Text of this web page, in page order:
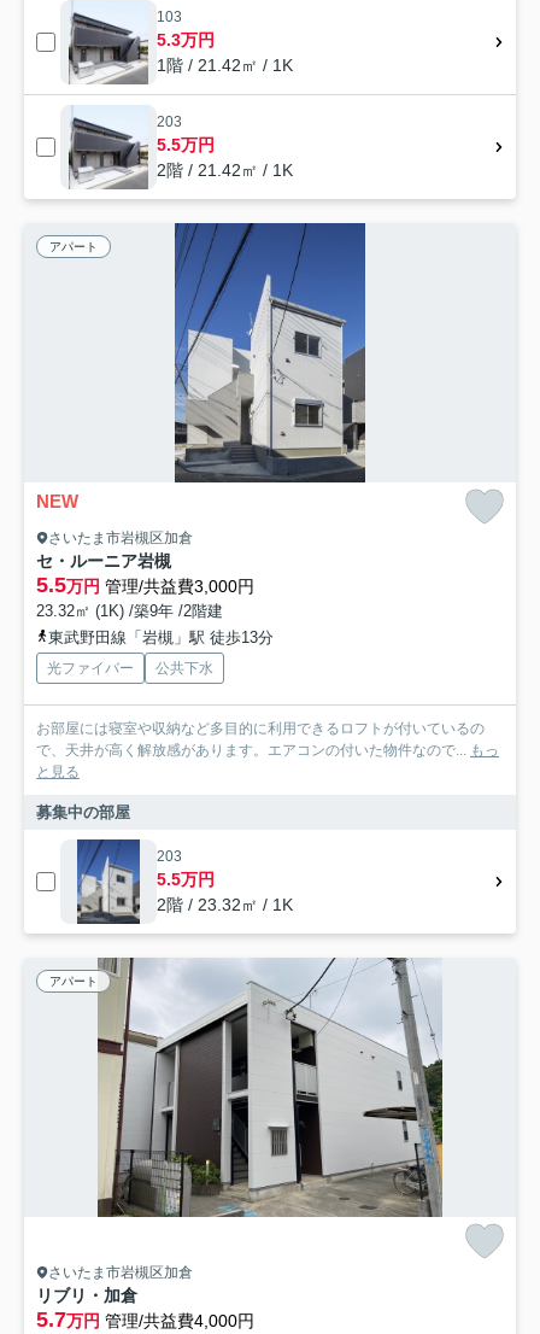
103
5.3万円
1階 / 21.42㎡ / 1K
203
5.5万円
2階 / 21.42㎡ / 1K
アパート
NEW
さいたま市岩槻区加倉
セ・ルーニア岩槻
5.5万円 管理/共益費3,000円
23.32㎡ (1K) /築9年 /2階建
東武野田線「岩槻」駅 徒歩13分
光ファイバー 公共下水
お部屋には寝室や収納など多目的に利用できるロフトが付いているの
で、天井が高く解放感があります。エアコンの付いた物件なので... もっ
と見る
募集中の部屋
203
5.5万円
2階 / 23.32㎡ / 1K
アパート
さいたま市岩槻区加倉
リブリ・加倉
5.7万円 管理/共益費4,000円